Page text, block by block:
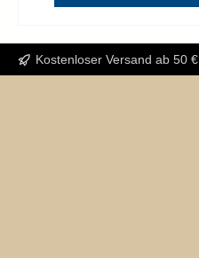
Kostenloser Versand ab 50 €